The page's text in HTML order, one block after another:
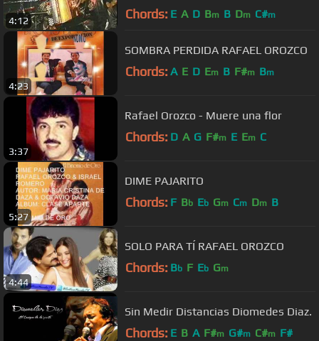
4:12
ORO"
Chords: E A D Bm B Dm C#m
4:23
SOMBRA PERDIDA RAFAEL OROZCO
Chords: A E D Em B F#m Bm
3:37
Rafael Orozco - Muere una flor
Chords: D A G F#m E Em C
5:27
DIME PAJARITO
Chords: F Bb Eb Gm Cm Dm B
4:44
SOLO PARA TÍ RAFAEL OROZCO
Chords: Bb F Eb Gm
Sin Medir Distancias Diomedes Diaz.
Chords: E B A F#m G#m C#m F#